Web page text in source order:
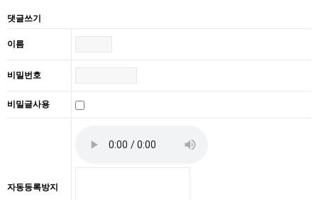
댓글쓰기
이름
비밀번호
비밀글사용
자동등록방지